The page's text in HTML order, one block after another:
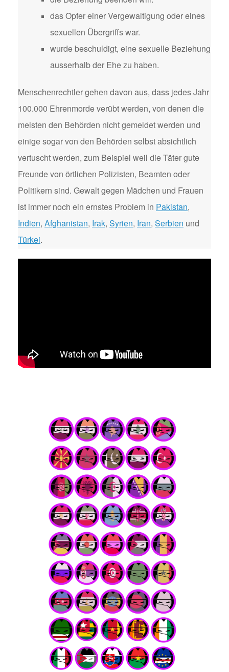
das Opfer einer Vergewaltigung oder eines
sexuellen Übergriffs war.
wurde beschuldigt, eine sexuelle Beziehung
ausserhalb der Ehe zu haben.
Menschenrechtler gehen davon aus, dass jedes Jahr
100.000 Ehrenmorde verübt werden, von denen die
meisten den Behörden nicht gemeldet werden und
einige sogar von den Behörden selbst absichtlich
vertuscht werden, zum Beispiel weil die Täter gute
Freunde von örtlichen Polizisten, Beamten oder
Politikern sind. Gewalt gegen Mädchen und Frauen
ist immer noch ein ernstes Problem in Pakistan,
Indien, Afghanistan, Irak, Syrien, Iran, Serbien und
Türkei.